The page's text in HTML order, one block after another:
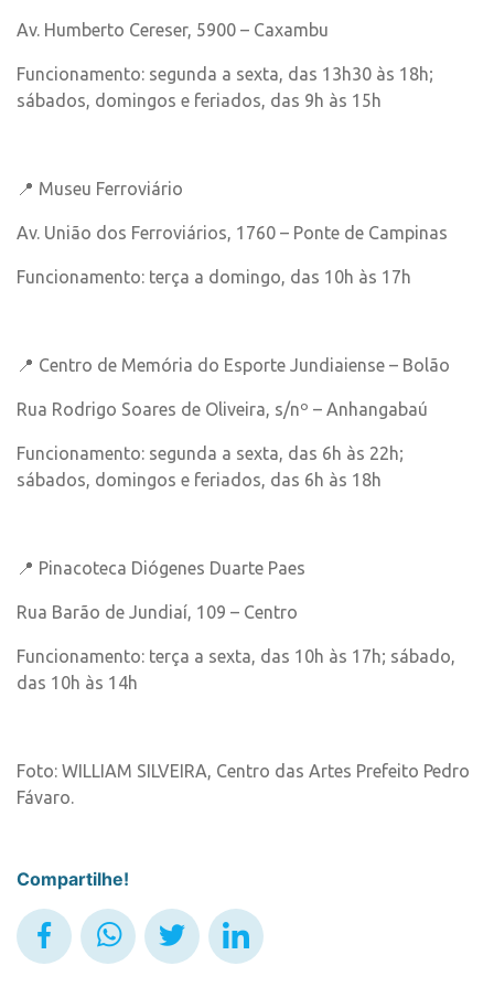
Av. Humberto Cereser, 5900 – Caxambu
Funcionamento: segunda a sexta, das 13h30 às 18h;
sábados, domingos e feriados, das 9h às 15h
📍 Museu Ferroviário
Av. União dos Ferroviários, 1760 – Ponte de Campinas
Funcionamento: terça a domingo, das 10h às 17h
📍 Centro de Memória do Esporte Jundiaiense – Bolão
Rua Rodrigo Soares de Oliveira, s/nº – Anhangabaú
Funcionamento: segunda a sexta, das 6h às 22h;
sábados, domingos e feriados, das 6h às 18h
📍 Pinacoteca Diógenes Duarte Paes
Rua Barão de Jundiaí, 109 – Centro
Funcionamento: terça a sexta, das 10h às 17h; sábado,
das 10h às 14h
Foto: WILLIAM SILVEIRA, Centro das Artes Prefeito Pedro
Fávaro.
Compartilhe!